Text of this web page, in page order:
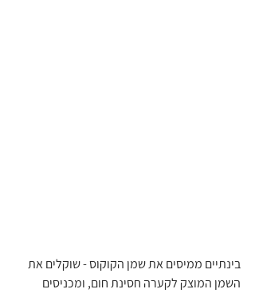
בינתיים ממיסים את שמן הקוקוס - שוקלים את
השמן המוצק לקערה חסינת חום, ומכניסים